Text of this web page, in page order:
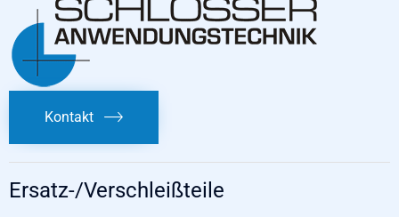
Kontakt
Ersatz-/Verschleißteile